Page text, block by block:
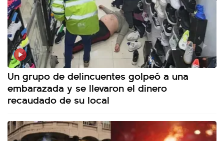
Un grupo de delincuentes golpeó a una
embarazada y se llevaron el dinero
recaudado de su local